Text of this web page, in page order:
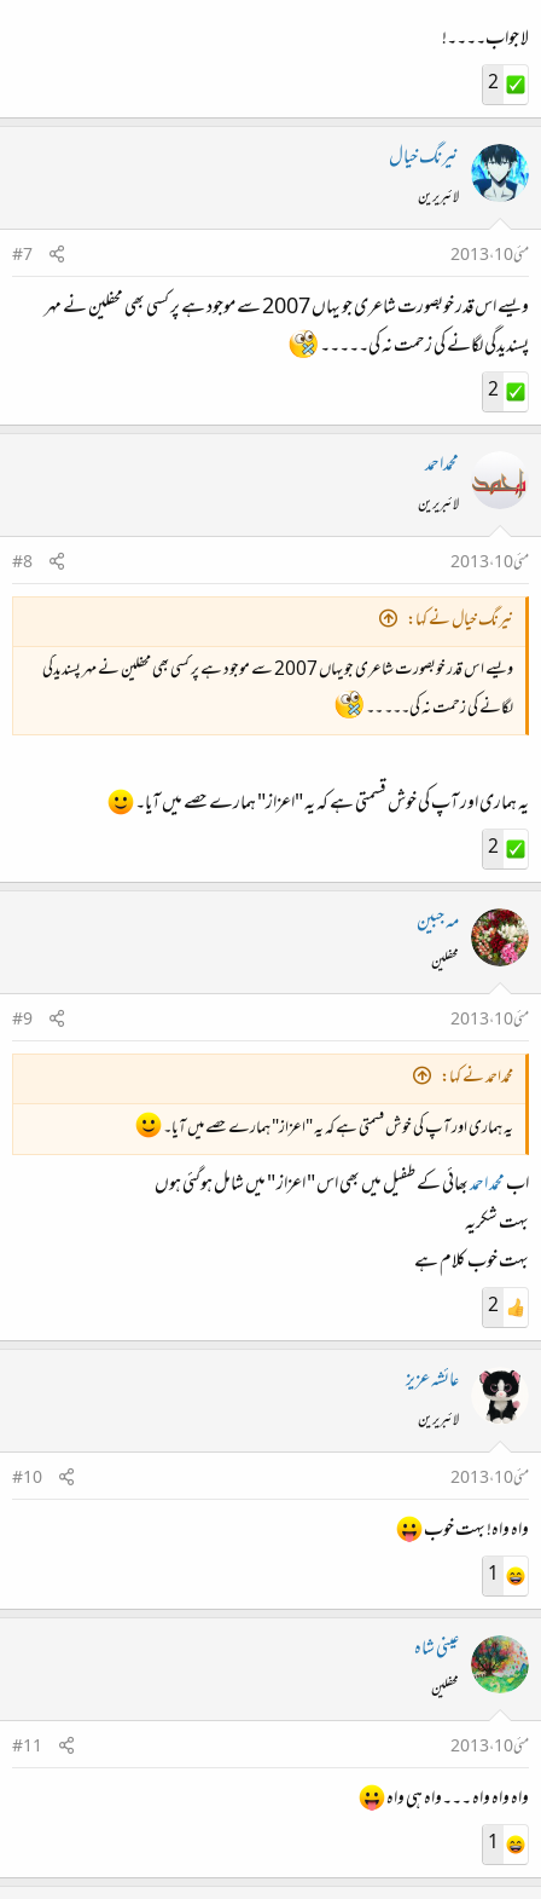
لا جواب۔۔۔۔!
2
نیرنگ خیال
لائبریرین
مئی 10، 2013
#7
ویسے اس قدر خوبصورت شاعری جو یہاں 2007 سے موجود ہے پر کسی بھی محفلین نے مہر
پسندیدگی لگانے کی زحمت نہ کی۔۔۔۔۔
2
محمداحمد
لائبریرین
مئی 10، 2013
#8
نیرنگ خیال نے کہا:
ویسے اس قدر خوبصورت شاعری جو یہاں 2007 سے موجود ہے پر کسی بھی محفلین نے مہر پسندیدگی
لگانے کی زحمت نہ کی۔۔۔ ۔۔
یہ ہماری اور آپ کی خوش قسمتی ہے کہ یہ "اعزاز" ہمارے حصے میں آیا۔
2
مہ جبین
محفلین
مئی 10، 2013
#9
محمداحمد نے کہا:
یہ ہماری اور آپ کی خوش قسمتی ہے کہ یہ "اعزاز" ہمارے حصے میں آیا۔
ابمحمد احمدبھائی کے طفیل میں بھی اس " اعزاز " میں شامل ہوگئی ہوں
بہت شکریہ
بہت خوب کلام ہے
2
عائشہ عزیز
لائبریرین
مئی 10، 2013
#10
واہ واہ! بہت خوب
1
عینی شاہ
محفلین
مئی 10، 2013
#11
واہ واہ واہ ۔۔۔واہ ہی واہ
1